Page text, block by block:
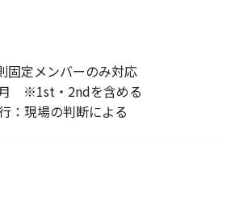
固定メンバーのみ対応
※1st・2ndを含める
：現場の判断による